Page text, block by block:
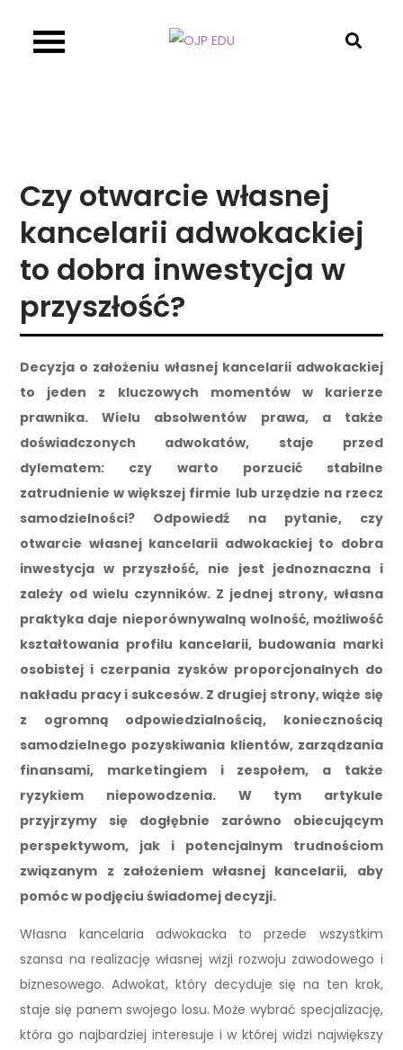
Czy otwarcie własnej
kancelarii adwokackiej
to dobra inwestycja w
przyszłość?
Decyzja o założeniu własnej kancelarii adwokackiej
to jeden z kluczowych momentów w karierze
prawnika. Wielu absolwentów prawa, a także
doświadczonych adwokatów, staje przed
dylematem: czy warto porzucić stabilne
zatrudnienie w większej firmie lub urzędzie na rzecz
samodzielności? Odpowiedź na pytanie, czy
otwarcie własnej kancelarii adwokackiej to dobra
inwestycja w przyszłość, nie jest jednoznaczna i
zależy od wielu czynników. Z jednej strony, własna
praktyka daje nieporównywalną wolność, możliwość
kształtowania profilu kancelarii, budowania marki
osobistej i czerpania zysków proporcjonalnych do
nakładu pracy i sukcesów. Z drugiej strony, wiąże się
z ogromną odpowiedzialnością, koniecznością
samodzielnego pozyskiwania klientów, zarządzania
finansami, marketingiem i zespołem, a także
ryzykiem niepowodzenia. W tym artykule
przyjrzymy się dogłębnie zarówno obiecującym
perspektywom, jak i potencjalnym trudnościom
związanym z założeniem własnej kancelarii, aby
pomóc w podjęciu świadomej decyzji.
Własna kancelaria adwokacka to przede wszystkim
szansa na realizację własnej wizji rozwoju zawodowego i
biznesowego. Adwokat, który decyduje się na ten krok,
staje się panem swojego losu. Może wybrać specjalizację,
która go najbardziej interesuje i w której widzi największy